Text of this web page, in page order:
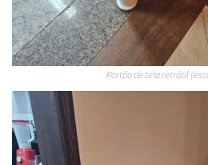
Portão de tela retrátil